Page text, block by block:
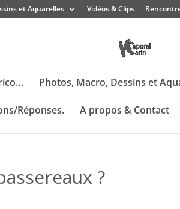
et Aquarelles Vidéos & Clips
Photos, Macro, Dessins et
Réponses. A propos & Contact
?